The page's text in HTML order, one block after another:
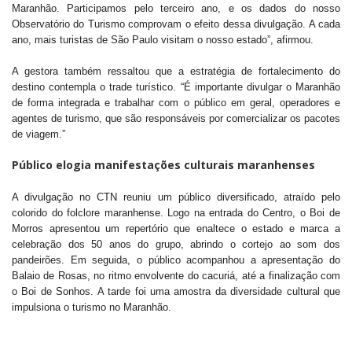
Maranhão. Participamos pelo terceiro ano, e os dados do nosso
Observatório do Turismo comprovam o efeito dessa divulgação. A cada
ano, mais turistas de São Paulo visitam o nosso estado”, afirmou.
A gestora também ressaltou que a estratégia de fortalecimento do
destino contempla o trade turístico. “É importante divulgar o Maranhão
de forma integrada e trabalhar com o público em geral, operadores e
agentes de turismo, que são responsáveis por comercializar os pacotes
de viagem.”
Público elogia manifestações culturais maranhenses
A divulgação no CTN reuniu um público diversificado, atraído pelo
colorido do folclore maranhense. Logo na entrada do Centro, o Boi de
Morros apresentou um repertório que enaltece o estado e marca a
celebração dos 50 anos do grupo, abrindo o cortejo ao som dos
pandeirões. Em seguida, o público acompanhou a apresentação do
Balaio de Rosas, no ritmo envolvente do cacuriá, até a finalização com
o Boi de Sonhos. A tarde foi uma amostra da diversidade cultural que
impulsiona o turismo no Maranhão.